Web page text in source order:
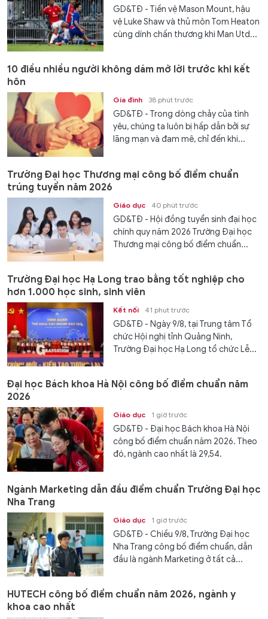
GD&TĐ - Tiền vệ Mason Mount, hậu
vệ Luke Shaw và thủ môn Tom Heaton
cùng dính chấn thương khi Man Utd...
10 điều nhiều người không dám mở lời trước khi kết
hôn
Gia đình 38 phút trước
GD&TĐ - Trong dòng chảy của tình
yêu, chúng ta luôn bị hấp dẫn bởi sự
lãng mạn và đam mê, chỉ đến khi...
Trường Đại học Thương mại công bố điểm chuẩn
trúng tuyển năm 2026
Giáo dục 40 phút trước
GD&TĐ - Hội đồng tuyển sinh đại học
chính quy năm 2026 Trường Đại học
Thương mại công bố điểm chuẩn...
Trường Đại học Hạ Long trao bằng tốt nghiệp cho
hơn 1.000 học sinh, sinh viên
Kết nối 41 phút trước
GD&TĐ - Ngày 9/8, tại Trung tâm Tổ
chức Hội nghị tỉnh Quảng Ninh,
Trường Đại học Hạ Long tổ chức Lễ...
Đại học Bách khoa Hà Nội công bố điểm chuẩn năm
2026
Giáo dục 1 giờ trước
GD&TĐ - Đại học Bách khoa Hà Nội
công bố điểm chuẩn năm 2026. Theo
đó, ngành cao nhất là 29,54.
Ngành Marketing dẫn đầu điểm chuẩn Trường Đại học
Nha Trang
Giáo dục 1 giờ trước
GD&TĐ - Chiều 9/8, Trường Đại học
Nha Trang công bố điểm chuẩn, dẫn
đầu là ngành Marketing ở tất cả...
HUTECH công bố điểm chuẩn năm 2026, ngành y
khoa cao nhất